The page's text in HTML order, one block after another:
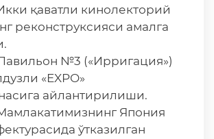
қаватли кинолекторий
реконструксияси амалга
№3 («Ирригация»)
«EXPO»
айлантирилиши.
Япония
ўтказилган